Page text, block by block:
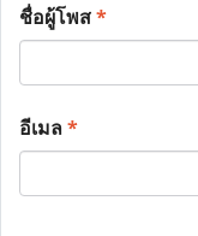
ชื่อผู้โพส*
อีเมล*